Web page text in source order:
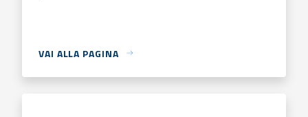
VAI ALLA PAGINA